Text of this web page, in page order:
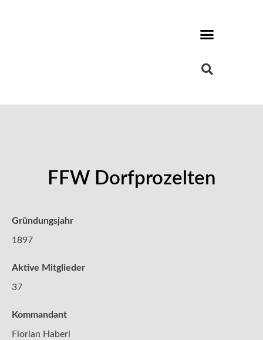
FFW Dorfprozelten
Gründungsjahr
1897
Aktive Mitglieder
37
Kommandant
Florian Haberl